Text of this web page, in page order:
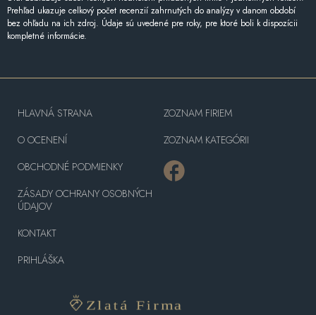
Prehľad ukazuje celkový počet recenzií zahrnutých do analýzy v danom období
bez ohľadu na ich zdroj. Údaje sú uvedené pre roky, pre ktoré boli k dispozícii
kompletné informácie.
HLAVNÁ STRANA
O OCENENÍ
OBCHODNÉ PODMIENKY
ZÁSADY OCHRANY OSOBNÝCH
ÚDAJOV
KONTAKT
PRIHLÁŠKA
ZOZNAM FIRIEM
ZOZNAM KATEGÓRII